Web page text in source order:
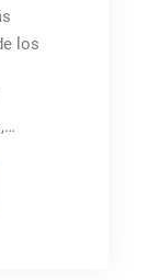
los